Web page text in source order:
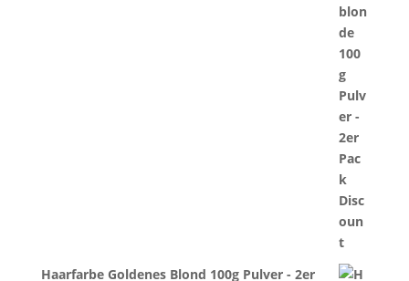
Haarfarbe Goldenes Blond 100g Pulver - 2er